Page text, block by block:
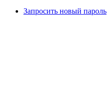
Запросить новый пароль